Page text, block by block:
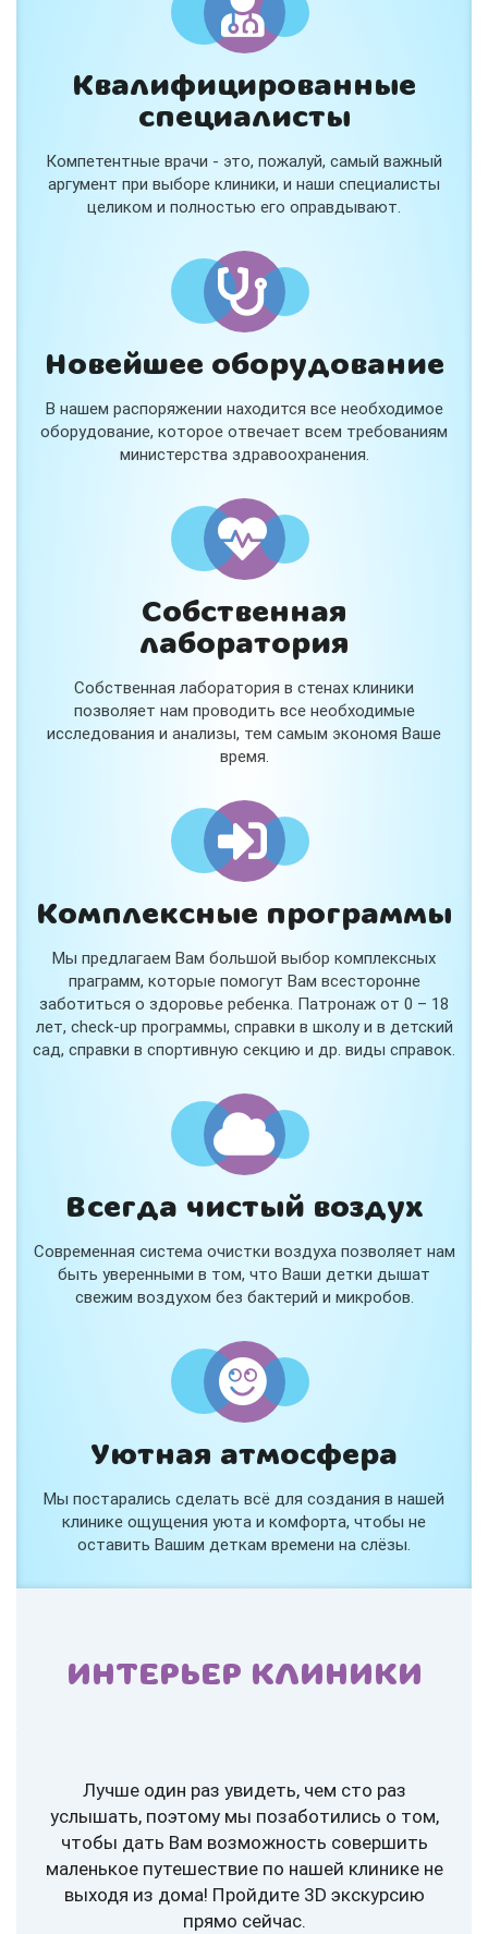
Квалифицированные
специалисты
Компетентные врачи - это, пожалуй, самый важный
аргумент при выборе клиники, и наши специалисты
целиком и полностью его оправдывают.
Новейшее оборудование
В нашем распоряжении находится все необходимое
оборудование, которое отвечает всем требованиям
министерства здравоохранения.
Собственная
лаборатория
Собственная лаборатория в стенах клиники
позволяет нам проводить все необходимые
исследования и анализы, тем самым экономя Ваше
время.
Комплексные программы
Мы предлагаем Вам большой выбор комплексных
праграмм, которые помогут Вам всесторонне
заботиться о здоровье ребенка. Патронаж от 0 – 18
лет, check-up программы, справки в школу и в детский
сад, справки в спортивную секцию и др. виды справок.
Всегда чистый воздух
Современная система очистки воздуха позволяет нам
быть уверенными в том, что Ваши детки дышат
свежим воздухом без бактерий и микробов.
Уютная атмосфера
Мы постарались сделать всё для создания в нашей
клинике ощущения уюта и комфорта, чтобы не
оставить Вашим деткам времени на слёзы.
ИНТЕРЬЕР КЛИНИКИ
Лучше один раз увидеть, чем сто раз
услышать, поэтому мы позаботились о том,
чтобы дать Вам возможность совершить
маленькое путешествие по нашей клинике не
выходя из дома! Пройдите 3D экскурсию
прямо сейчас.
Консультация ортопеда +
тейпирование за 1 приём
Вас или вашего ребёнка беспокоят:
- боли в спине, шее, коленях или ногах?
- дискомфорт после спорта и нагрузок?
В «Медлэнд» принимает известный ортопед-
травматолог Шехмаметьев Али Зарефуллович
В прием входит:
✔️ Осмотр и консультация врача
✔️ Рекомендации по вашей ситуации
✔️Тейпирование
спортсменам и беременным женщинам.
Специальная цена — 3000 ₽.
и расскажем подробнее!
Нет, спасибо
Я согласен на обработкуперсональных данных
Работает наСтримвуд